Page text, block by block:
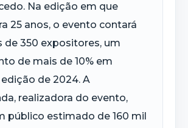
Na edição em que
25 anos, o evento contará
de 350 expositores, um
de mais de 10% em
de 2024. A
realizadora do evento,
público estimado de 160 mil